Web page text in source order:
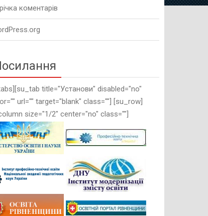
коментарів
title="Установи" disabled="no"
url="" target="blank" class=""] [su_row]
size="1/2" center="no" class=""]